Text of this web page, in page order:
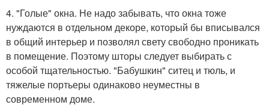
4. "Голые" окна. Не надо забывать, что окна тоже
нуждаются в отдельном декоре, который бы вписывался
в общий интерьер и позволял свету свободно проникать
в помещение. Поэтому шторы следует выбирать с
особой тщательностью. "Бабушкин" ситец и тюль, и
тяжелые портьеры одинаково неуместны в
современном доме.